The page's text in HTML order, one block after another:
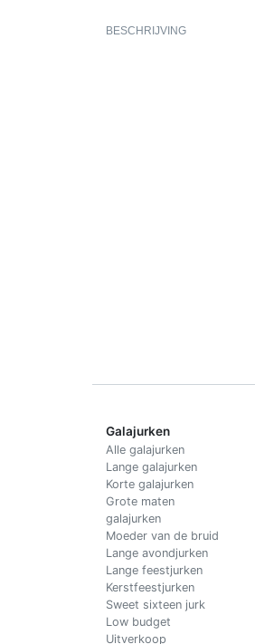
BESCHRIJVING
Galajurken
Alle galajurken
Lange galajurken
Korte galajurken
Grote maten
galajurken
Moeder van de bruid
Lange avondjurken
Lange feestjurken
Kerstfeestjurken
Sweet sixteen jurk
Low budget
Uitverkoop